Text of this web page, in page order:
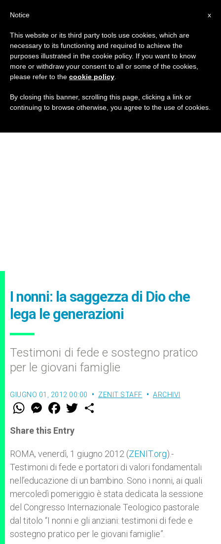
I nonni: la saggezza di Dio che
lega le generazioni
Testimoni di fede e sostegno pratico
per le giovani famiglie
GIUGNO 01, 2012 00:00 ZENIT STAFF ARCHIVI
W
t
s
p
p
M
e
s
e
g
e
r
F
a
e
b
o
k
w
r
Share this Entry
ROMA, venerdì, 1 giugno 2012 (ZENIT.org).-
Testimoni di fede e portatori di valori fondamentali
nell’educazione di un bambino. Sono i nonni, ai quali
mercoledì pomeriggio è stata dedicata la sessione
del Congresso Internazionale Teologico pastorale
dal titolo “I nonni e gli anziani: testimoni di fede e
sostegno pratico per le giovani famiglie”.
x
Notice
This website or its third party tools use cookies, which are
necessary to its functioning and required to achieve the
purposes illustrated in the cookie policy. If you want to know
more or withdraw your consent to all or some of the cookies,
please refer to the cookie policy
By closing this banner, scrolling this page, clicking a link or
continuing to browse otherwise, you agree to the use of cookies.